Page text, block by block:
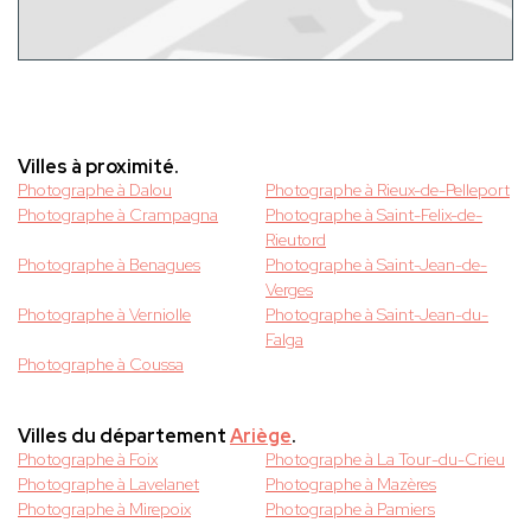
Villes à proximité.
Photographe à Dalou
Photographe à Rieux-de-Pelleport
Photographe à Crampagna
Photographe à Saint-Felix-de-
Rieutord
Photographe à Benagues
Photographe à Saint-Jean-de-
Verges
Photographe à Verniolle
Photographe à Saint-Jean-du-
Falga
Photographe à Coussa
Villes du départementAriège.
Photographe à Foix
Photographe à La Tour-du-Crieu
Photographe à Lavelanet
Photographe à Mazères
Photographe à Mirepoix
Photographe à Pamiers